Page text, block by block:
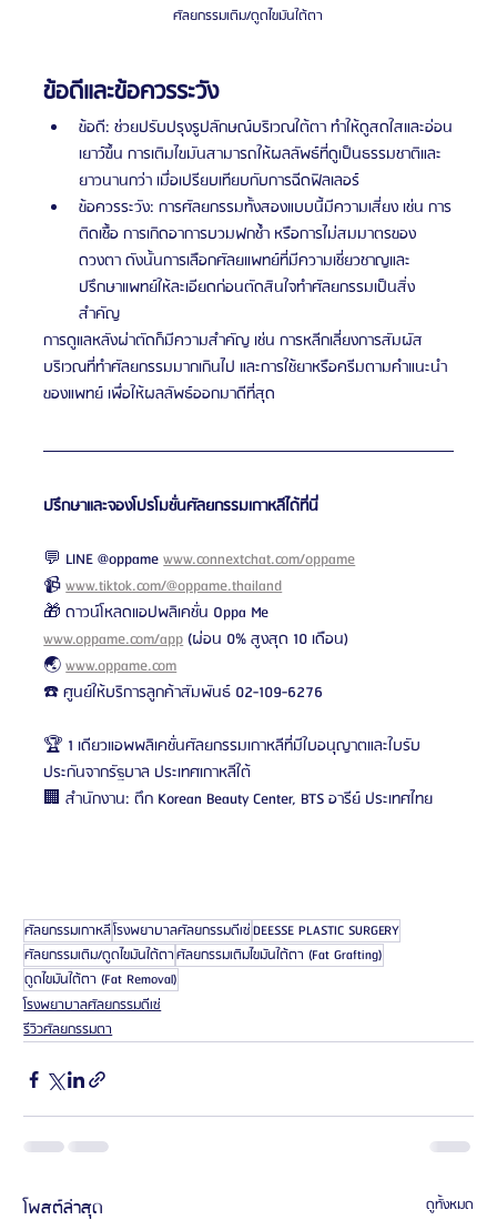
ศัลยกรรมเติม/ดูดไขมันใต้ตา
ข้อดีและข้อควรระวัง
ข้อดี: ช่วยปรับปรุงรูปลักษณ์บริเวณใต้ตา ทำให้ดูสดใสและอ่อน
เยาว์ขึ้น การเติมไขมันสามารถให้ผลลัพธ์ที่ดูเป็นธรรมชาติและ
ยาวนานกว่า เมื่อเปรียบเทียบกับการฉีดฟิลเลอร์
ข้อควรระวัง: การศัลยกรรมทั้งสองแบบนี้มีความเสี่ยง เช่น การ
ติดเชื้อ การเกิดอาการบวมฟกช้ำ หรือการไม่สมมาตรของ
ดวงตา ดังนั้นการเลือกศัลยแพทย์ที่มีความเชี่ยวชาญและ
ปรึกษาแพทย์ให้ละเอียดก่อนตัดสินใจทำศัลยกรรมเป็นสิ่ง
สำคัญ
การดูแลหลังผ่าตัดก็มีความสำคัญ เช่น การหลีกเลี่ยงการสัมผัส
บริเวณที่ทำศัลยกรรมมากเกินไป และการใช้ยาหรือครีมตามคำแนะนำ
ของแพทย์ เพื่อให้ผลลัพธ์ออกมาดีที่สุด
ปรึกษาและจองโปรโมชั่นศัลยกรรมเกาหลีได้ที่นี่
💬 LINE @oppame www.connextchat.com/oppame
📹 www.tiktok.com/@oppame.thailand
🎁 ดาวน์โหลดแอปพลิเคชั่น Oppa Me
www.oppame.com/app (ผ่อน 0% สูงสุด 10 เดือน)
🌏 www.oppame.com
☎️ ศูนย์ให้บริการลูกค้าสัมพันธ์ 02-109-6276
🏆 1 เดียวแอพพลิเคชั่นศัลยกรรมเกาหลีที่มีใบอนุญาตและใบรับ
ประกันจากรัฐบาล ประเทศเกาหลีใต้
🏢 สำนักงาน: ตึก Korean Beauty Center, BTS อารีย์ ประเทศไทย
ศัลยกรรมเกาหลีโรงพยาบาลศัลยกรรมดีเซ่DEESSE PLASTIC SURGERY
ศัลยกรรมเติม/ดูดไขมันใต้ตาศัลยกรรมเติมไขมันใต้ตา (Fat Grafting)
ดูดไขมันใต้ตา (Fat Removal)
โรงพยาบาลศัลยกรรมดีเซ่
รีวิวศัลยกรรมตา
โพสต์ล่าสุด ดูทั้งหมด